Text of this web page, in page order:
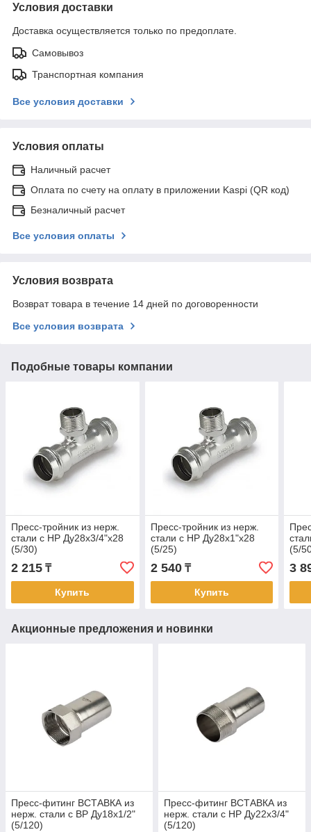
Условия доставки
Доставка осуществляется только по предоплате.
Самовывоз
Транспортная компания
Все условия доставки
Условия оплаты
Наличный расчет
Оплата по счету на оплату в приложении Kaspi (QR код)
Безналичный расчет
Все условия оплаты
Условия возврата
Возврат товара в течение 14 дней по договоренности
Все условия возврата
Подобные товары компании
Пресс-тройник из нерж.
стали с НР Ду28х3/4"х28
(5/30)
2 215 ₸
Купить
Пресс-тройник из нерж.
стали с НР Ду28х1"х28
(5/25)
2 540₸
Купить
(5/
3
Акционные предложения и новинки
Пресс-фитинг ВСТАВКА из
нерж. стали с ВР Ду18х1/2"
(5/120)
Пресс-фитинг ВСТАВКА из
нерж. стали с НР Ду22х3/4"
(5/120)